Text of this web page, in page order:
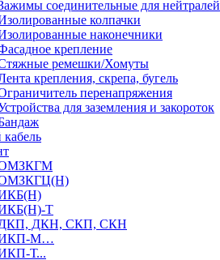
соединительные для нейтралей
колпачки
наконечники
крепление
ремешки/Хомуты
крепления, скрепа, бугель
перенапряжения
для заземления и закороток
Т
ДКН, СКП, СКН
М…
Т...